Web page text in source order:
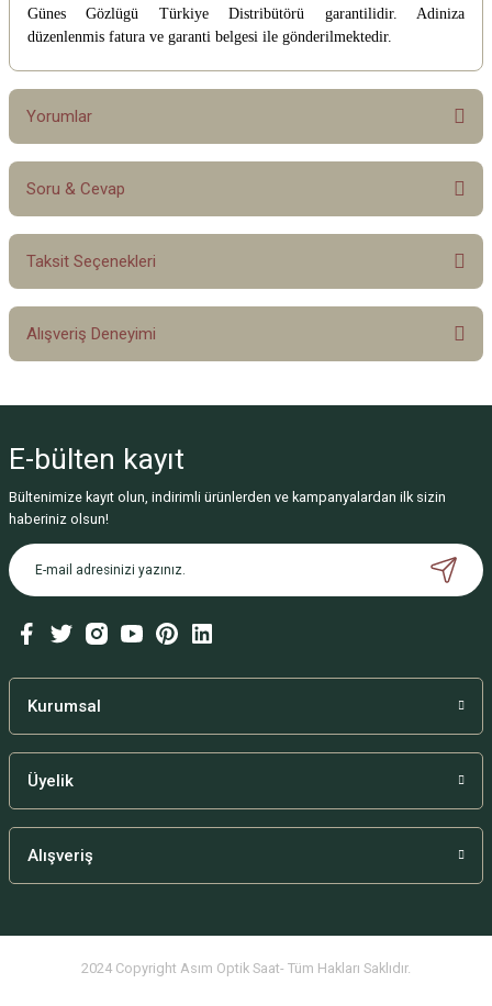
Günes Gözlügü Türkiye Distribütörü garantilidir. Adiniza
düzenlenmis fatura ve garanti belgesi ile gönderilmektedir.
Yorumlar
Bu ürüne ilk yorumu siz yapın!
Soru & Cevap
Ürün hakkında henüz soru sorulmamış.
Taksit Seçenekleri
Alışveriş Deneyimi
Deneyimini Paylaş
E-bülten kayıt
Bültenimize kayıt olun, indirimli ürünlerden ve kampanyalardan ilk sizin
haberiniz olsun!
Kurumsal
Üyelik
Alışveriş
2024 Copyright Asım Optik Saat- Tüm Hakları Saklıdır.